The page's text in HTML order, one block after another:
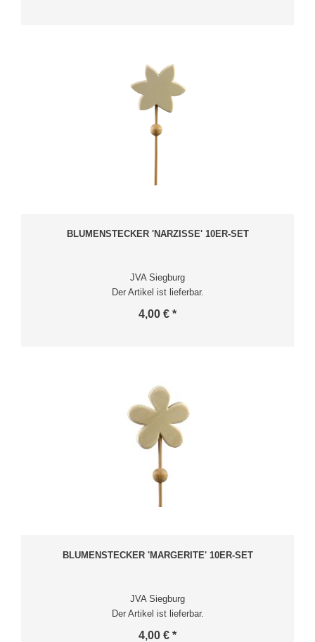
BLUMENSTECKER 'NARZISSE' 10ER-SET
JVA Siegburg
Der Artikel ist lieferbar.
4,00 € *
BLUMENSTECKER 'MARGERITE' 10ER-SET
JVA Siegburg
Der Artikel ist lieferbar.
4,00 € *